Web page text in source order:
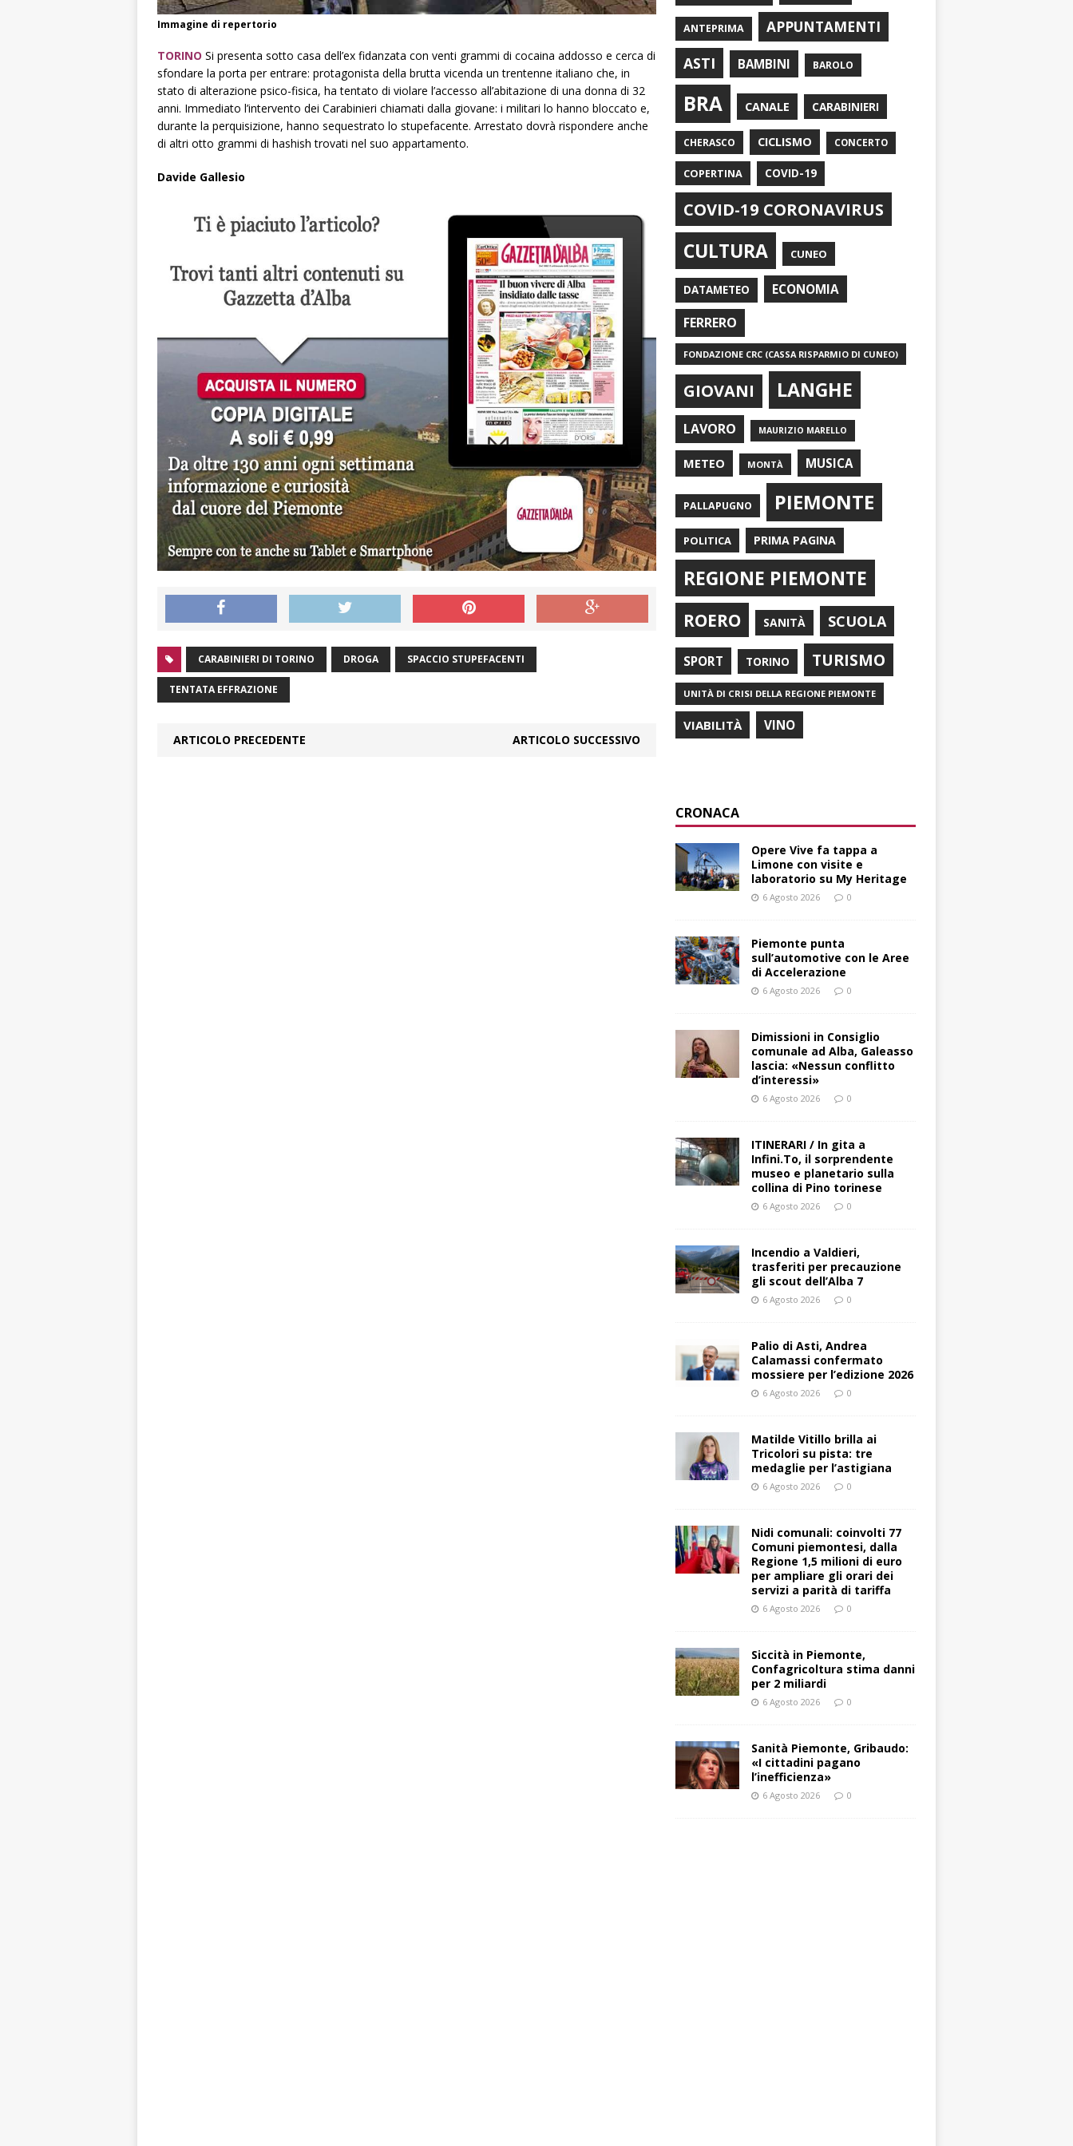
Immagine di repertorio
TORINO Si presenta sotto casa dell’ex fidanzata con venti grammi di cocaina addosso e cerca di
sfondare la porta per entrare: protagonista della brutta vicenda un trentenne italiano che, in
stato di alterazione psico-fisica, ha tentato di violare l’accesso all’abitazione di una donna di 32
anni. Immediato l’intervento dei Carabinieri chiamati dalla giovane: i militari lo hanno bloccato e,
durante la perquisizione, hanno sequestrato lo stupefacente. Arrestato dovrà rispondere anche
di altri otto grammi di hashish trovati nel suo appartamento.
Davide Gallesio
CARABINIERI DI TORINO DROGA SPACCIO STUPEFACENTI
TENTATA EFFRAZIONE
ARTICOLO PRECEDENTE ARTICOLO SUCCESSIVO
ANTEPRIMA
APPUNTAMENTI
ASTI
BAMBINI BAROLO
BRA CANALE CARABINIERI
CHERASCO CICLISMO CONCERTO
COPERTINA COVID-19
COVID-19 CORONAVIRUS
CULTURA CUNEO
DATAMETEO ECONOMIA
FERRERO
FONDAZIONE CRC (CASSA RISPARMIO DI CUNEO)
GIOVANI LANGHE
LAVORO MAURIZIO MARELLO
METEO MONTÀ MUSICA
PALLAPUGNO PIEMONTE
POLITICA PRIMA PAGINA
REGIONE PIEMONTE
ROERO SANITÀ SCUOLA
SPORT TORINO TURISMO
UNITÀ DI CRISI DELLA REGIONE PIEMONTE
VIABILITÀ VINO
CRONACA
Opere Vive fa tappa a
Limone con visite e
laboratorio su My Heritage
6 Agosto 2026 0
Piemonte punta
sull’automotive con le Aree
di Accelerazione
6 Agosto 2026 0
Dimissioni in Consiglio
comunale ad Alba, Galeasso
lascia: «Nessun conflitto
d’interessi»
6 Agosto 2026 0
ITINERARI / In gita a
Infini.To, il sorprendente
museo e planetario sulla
collina di Pino torinese
6 Agosto 2026 0
Incendio a Valdieri,
trasferiti per precauzione
gli scout dell’Alba 7
6 Agosto 2026 0
Palio di Asti, Andrea
Calamassi confermato
mossiere per l’edizione 2026
6 Agosto 2026 0
Matilde Vitillo brilla ai
Tricolori su pista: tre
medaglie per l’astigiana
6 Agosto 2026 0
Nidi comunali: coinvolti 77
Comuni piemontesi, dalla
Regione 1,5 milioni di euro
per ampliare gli orari dei
servizi a parità di tariffa
6 Agosto 2026 0
Siccità in Piemonte,
Confagricoltura stima danni
per 2 miliardi
6 Agosto 2026 0
Sanità Piemonte, Gribaudo:
«I cittadini pagano
l’inefficienza»
6 Agosto 2026 0